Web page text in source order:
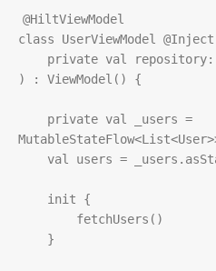
@HiltViewModel
class
UserViewModel @Inject
private val repository:
) : ViewModel () {
private val _users =
MutableStateFlow<List<User
val
users = _users .
init {
fetchUsers ()